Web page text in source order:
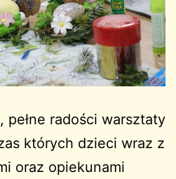
pełne radości warsztaty
których dzieci wraz z
oraz opiekunami